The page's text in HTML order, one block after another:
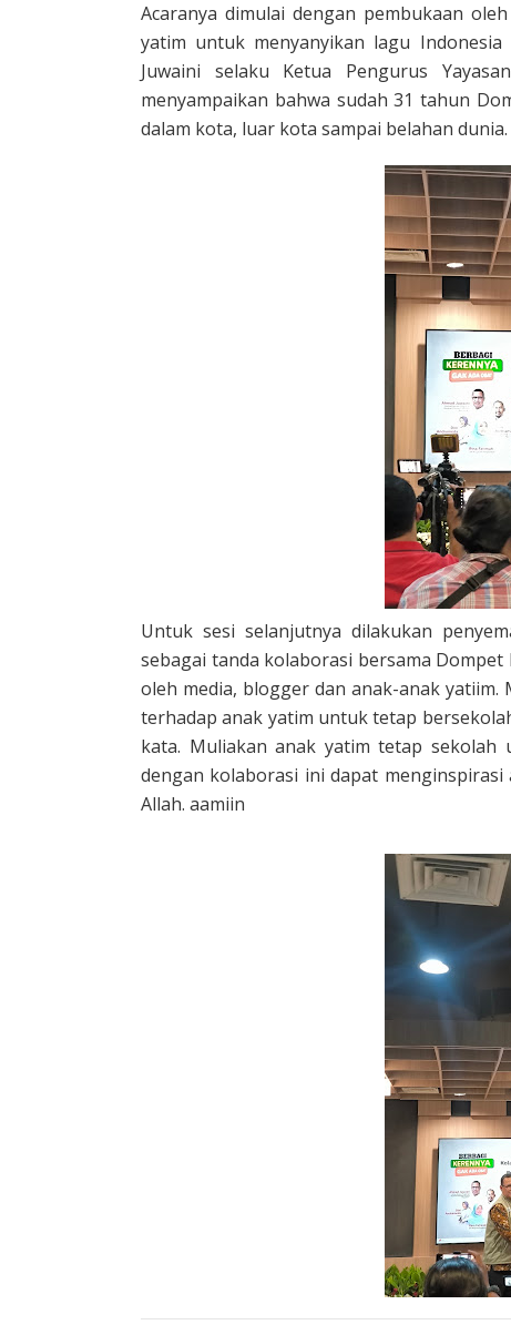
Acaranya dimulai dengan pembukaan
yatim untuk menyanyikan lagu Indonesia
Juwaini selaku Ketua Pengurus
menyampaikan bahwa sudah 31 tahun
dalam kota, luar kota sampai belahan dunia.
Untuk sesi selanjutnya dilakukan
sebagai tanda kolaborasi bersama
oleh media, blogger dan anak-anak yatiim.
terhadap anak yatim untuk tetap
kata. Muliakan anak yatim tetap
dengan kolaborasi ini dapat
Allah. aamiin